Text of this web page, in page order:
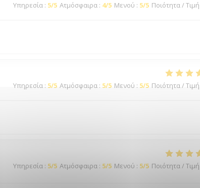
Υπηρεσία : 5/5 Ατμόσφαιρα : 4/5 Μενού : 5/5 Ποιότητα / Τιμή
Υπηρεσία : 5/5 Ατμόσφαιρα : 5/5 Μενού : 5/5 Ποιότητα / Τιμή
Υπηρεσία : 5/5 Ατμόσφαιρα : 5/5 Μενού : 5/5 Ποιότητα / Τιμή